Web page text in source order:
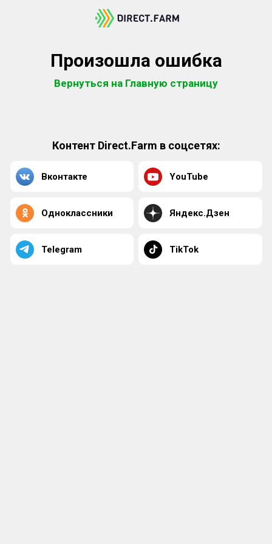
Произошла ошибка
Вернуться на Главную страницу
Контент Direct.Farm в соцсетях:
Вконтакте YouTube
Одноклассники Яндекс.Дзен
Telegram TikTok